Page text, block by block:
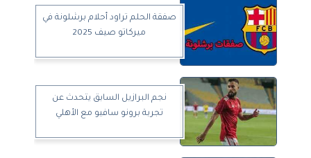
صفقة الحلم تراود أحلام برشلونة في
ميركاتو صيف 2025
نجم البرازيل السابق يتحدث عن
تجربة برونو سافيو مع الأهلي